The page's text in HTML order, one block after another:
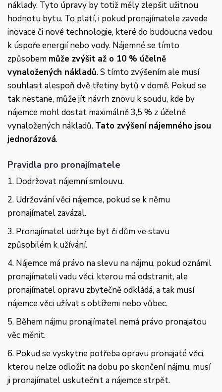
náklady. Tyto úpravy by totiž měly zlepšit užitnou
hodnotu bytu. To platí, i pokud pronajímatele zavede
inovace či nové technologie, které do budoucna vedou
k úspoře energií nebo vody. Nájemné se tímto
způsobem může zvýšit až o 10 % účelně
vynaložených nákladů. S tímto zvýšením ale musí
souhlasit alespoň dvě třetiny bytů v domě. Pokud se
tak nestane, může jít návrh znovu k soudu, kde by
nájemce mohl dostat maximálně 3,5 % z účelně
vynaložených nákladů. Tato zvýšení nájemného jsou
jednorázová.
Pravidla pro pronajímatele
1. Dodržovat nájemní smlouvu.
2. Udržování věci nájemce, pokud se k němu
pronajímatel zavázal.
3. Pronajímatel udržuje byt či dům ve stavu
způsobilém k užívání.
4. Nájemce má právo na slevu na nájmu, pokud oznámil
pronajímateli vadu věci, kterou má odstranit, ale
pronajímatel opravu zbytečně odkládá, a tak musí
nájemce věci užívat s obtížemi nebo vůbec.
5. Během nájmu pronajímatel nemá právo pronajatou
věc měnit.
6. Pokud se vyskytne potřeba opravu pronajaté věci,
kterou nelze odložit na dobu po skončení nájmu, musí
ji pronajímatel uskutečnit a nájemce strpět.